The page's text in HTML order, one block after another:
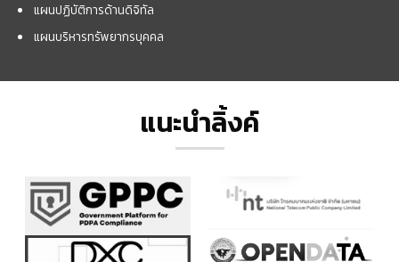
แผนปฏิบัติการด้านดิจิทัล
แผนบริหารทรัพยากรบุคคล
แนะนำลิ้งค์